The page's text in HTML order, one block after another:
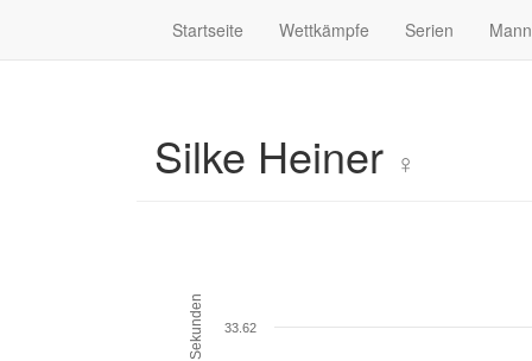
Startseite Wettkämpfe Serien
Silke Heiner ♀
Sekunden 33.62